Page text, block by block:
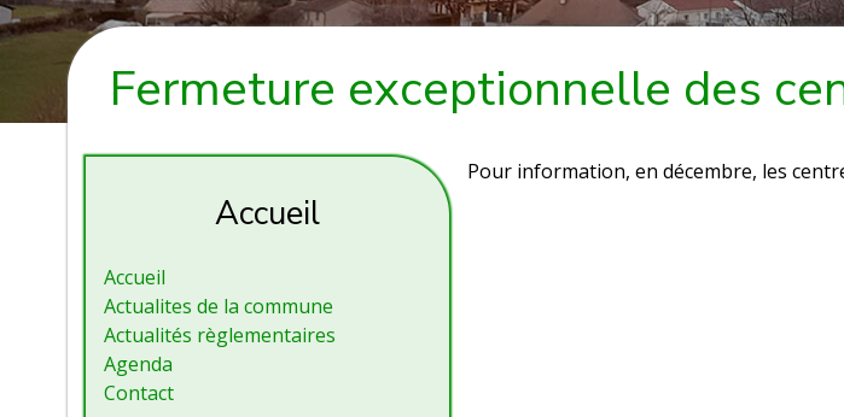
Fermeture exceptionnelle des
Accueil
Accueil
Actualites de la commune
Actualités règlementaires
Agenda
Contact
Pour information, en décembre, les